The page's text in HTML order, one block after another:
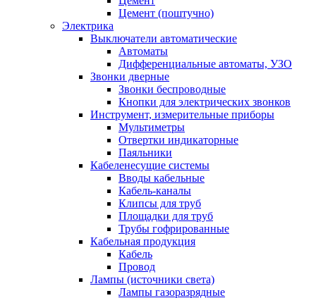
Цемент (поштучно)
Электрика
Выключатели автоматические
Автоматы
Дифференциальные автоматы, УЗО
Звонки дверные
Звонки беспроводные
Кнопки для электрических звонков
Инструмент, измерительные приборы
Мультиметры
Отвертки индикаторные
Паяльники
Кабеленесущие системы
Вводы кабельные
Кабель-каналы
Клипсы для труб
Площадки для труб
Трубы гофрированные
Кабельная продукция
Кабель
Провод
Лампы (источники света)
Лампы газоразрядные